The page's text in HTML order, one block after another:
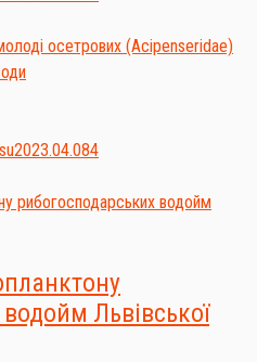
Львівської